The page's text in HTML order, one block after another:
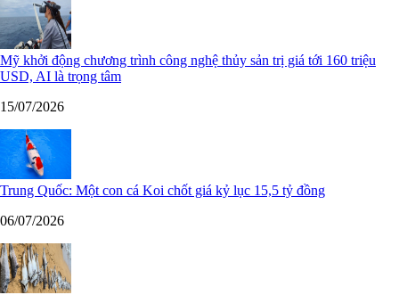
Mỹ khởi động chương trình công nghệ thủy sản trị giá tới 160 triệu
USD, AI là trọng tâm
15/07/2026
Trung Quốc: Một con cá Koi chốt giá kỷ lục 15,5 tỷ đồng
06/07/2026